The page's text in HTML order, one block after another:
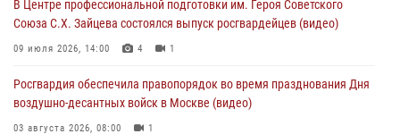
В Центре профессиональной подготовки им. Героя Советского
Союза С.Х. Зайцева состоялся выпуск росгвардейцев (видео)
09 июля 2026, 14:00 4 1
Росгвардия обеспечила правопорядок во время празднования Дня
воздушно-десантных войск в Москве (видео)
03 августа 2026, 08:00 1